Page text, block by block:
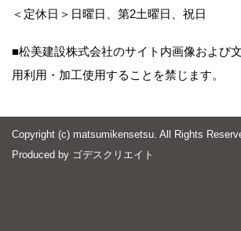
＜定休日＞日曜日、第2土曜日、祝日
■松美建設株式会社のサイト内画像および
用利用・加工使用することを禁じます。
Copyright (c) matsumikensetsu. All Rights
Produced by ゴデスクリエイト